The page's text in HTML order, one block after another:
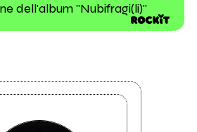
dell'album "Nubifragi(li)"